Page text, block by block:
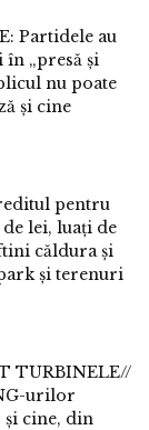
Partidele au
în „presă și
nu poate
și cine
pentru
lei, luați de
căldura și
și terenuri
TURBINELE//
urilor
cine, din